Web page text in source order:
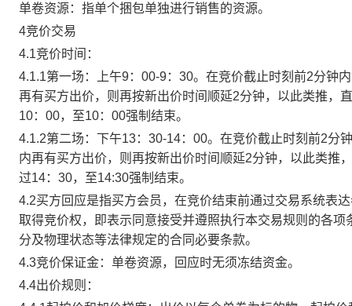
单卷资源：指单个捆包单独进行销售的资源。
4竞价交易
4.1竞价时间：
4.1.1第一场：上午9：00-9：30。在竞价截止时刻前2分钟
再有买方出价，则再按新出价时间顺延2分钟，以此类推，
10：00，至10：00强制结束。
4.1.2第二场：下午13：30-14：00。在竞价截止时刻前2分
内再有买方出价，则再按新出价时间顺延2分钟，以此类推
过14：30，至14:30强制结束。
4.2买方回应是指买方会员，在竞价结束前通过交易系统表
取得竞价权，即表示同意接受并遵照执行本交易规则的各
分及物理状态等法律规定的合同必要条款。
4.3竞价保证金：单卷资源，回应时无须冻结资金。
4.4出价规则：